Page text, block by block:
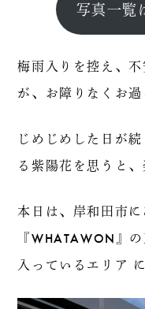
写真一覧
梅雨入りを控え、
が、お障りなくお過
じめじめした日が
る紫陽花を思うと、
本日は、岸和田市
『WHATAWON』
入っているエリア